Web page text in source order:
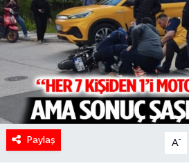
Paylaş A-
İlginç
KÜLTÜR SANAT
MAGAZİN
Oyun